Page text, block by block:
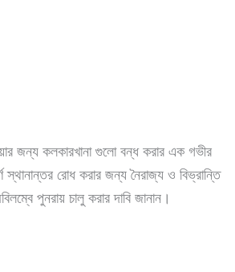
জন্য কলকারখানা গুলো বন্ধ করার এক গভীর
রোধ করার জন্য নৈরাজ্য ও বিভ্রান্তি
পুনরায় চালু করার দাবি জানান।